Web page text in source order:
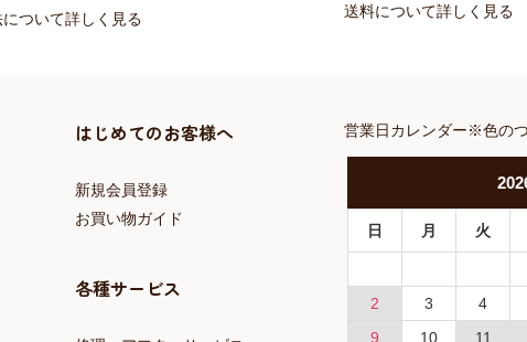
ついて詳しく見る 送料について詳しく見る
はじめてのお客様へ
新規会員登録
お買い物ガイド
各種サービス
営業日カレンダー※色の
日 月 火
2
3 4
9
10 11